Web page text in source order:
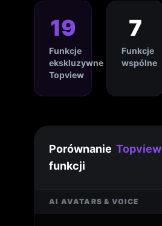
19
Funkcje
ekskluzywne
Topview
7
Funkcje
wspólne
Porównanie
funkcji
Topview
AI AVATARS & VOICE